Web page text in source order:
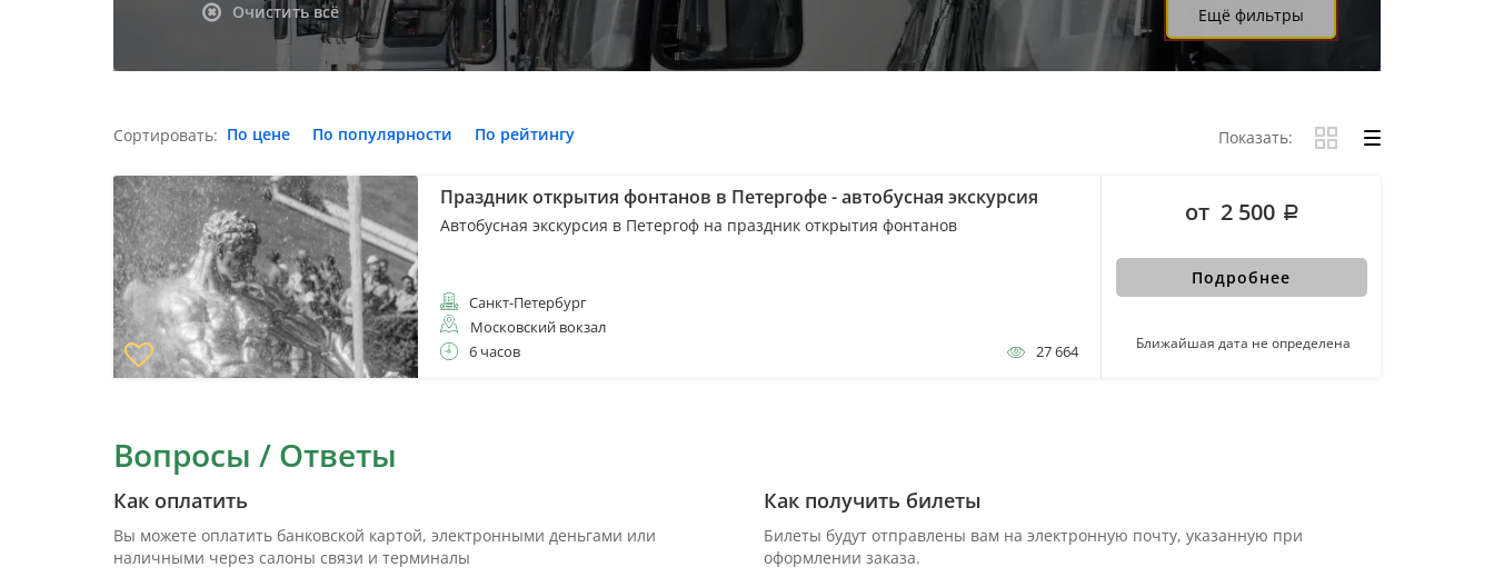
Очистить всё Ещё фильтры
Сортировать: По цене По популярности По рейтингу Показать:
Праздник открытия фонтанов в Петергофе - автобусная экскурсия
Автобусная экскурсия в Петергоф на праздник открытия фонтанов
Санкт-Петербург
Московский вокзал
6 часов
27 664
Подробнее
Ближайшая дата не определена
от 2 500
Вопросы / Ответы
Как оплатить
Вы можете оплатить банковской картой, электронными деньгами или
наличными через салоны связи и терминалы
Как получить билеты
Билеты будут отправлены вам на электронную почту, указанную при
оформлении заказа.